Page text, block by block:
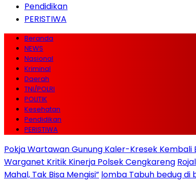
Pendidikan
PERISTIWA
Beranda
NEWS
Nasional
Kriminal
Daerah
TNI/POLRI
POLITIK
Kesehatan
Pendidikan
PERISTIWA
Pokja Wartawan Gunung Kaler-Kresek
Warganet Kritik Kinerja Polsek Cengkareng
Mahal, Tak Bisa Mengisi” lomba Tabuh bedug di